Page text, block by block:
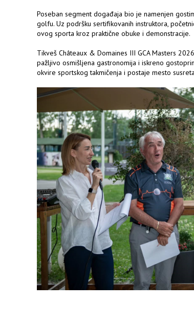
Poseban segment događaja bio je namenjen
golfu. Uz podršku sertifikovanih instruktora,
ovog sporta kroz praktične obuke i demonstracije.
Tikveš Châteaux & Domaines III GCA Masters
pažljivo osmišljena gastronomija i iskreno
okvire sportskog takmičenja i postaje mesto